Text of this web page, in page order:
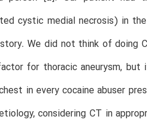
cystic medial necrosis) in
We did not think of
for thoracic aneurysm,
in every cocaine abuser
considering CT in